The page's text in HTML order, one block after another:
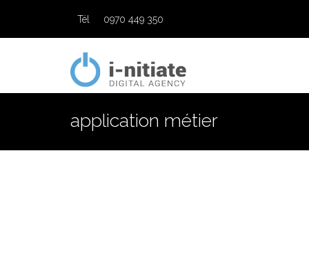
Tél 0970 449 350
application métier